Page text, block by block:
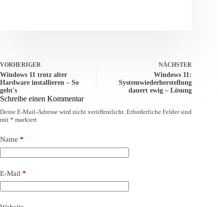
VORHERIGER
Windows 11 trotz alter
Hardware installieren – So
geht's
NÄCHSTER
Windows 11:
Systemwiederherstellung
dauert ewig – Lösung
Schreibe einen Kommentar
Deine E-Mail-Adresse wird nicht veröffentlicht. Erforderliche Felder sind
mit * markiert
Name *
E-Mail *